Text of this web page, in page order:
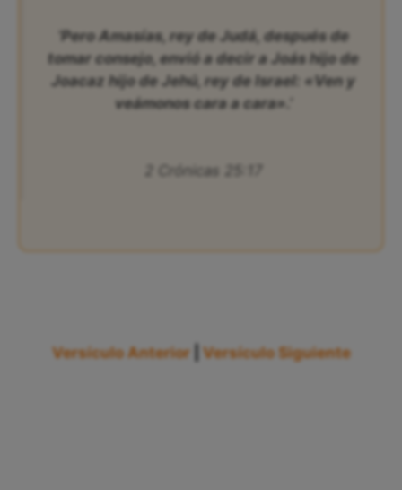
‘Pero Amasías, rey de Judá, después de
tomar consejo, envió a decir a Joás hijo de
Joacaz hijo de Jehú, rey de Israel: «Ven y
veámonos cara a cara».’
2 Crónicas 25:17
Versículo Anterior Versículo Siguiente